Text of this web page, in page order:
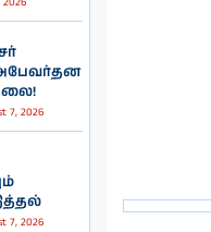
7, 2026
7, 2026